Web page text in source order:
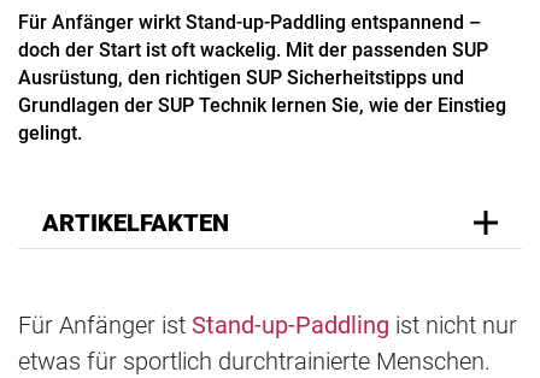
Für Anfänger wirkt Stand-up-Paddling entspannend –
doch der Start ist oft wackelig. Mit der passenden SUP
Ausrüstung, den richtigen SUP Sicherheitstipps und
Grundlagen der SUP Technik lernen Sie, wie der Einstieg
gelingt.
ARTIKELFAKTEN
Für Anfänger ist Stand-up-Paddling ist nicht nur
etwas für sportlich durchtrainierte Menschen.